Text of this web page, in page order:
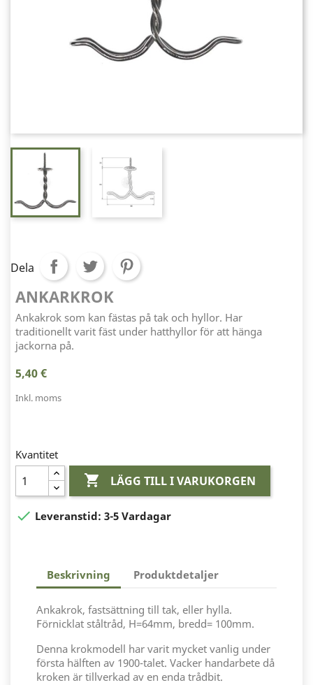
Dela
ANKARKROK
Ankakrok som kan fästas på tak och hyllor. Har
traditionellt varit fäst under hatthyllor för att hänga
jackorna på.
5,40 €
Inkl. moms
Kvantitet
 LÄGG TILL I VARUKORGEN
 Leveranstid: 3-5 Vardagar
Beskrivning Produktdetaljer
Ankakrok, fastsättning till tak, eller hylla.
Förnicklat ståltråd, H=64mm, bredd= 100mm.
Denna krokmodell har varit mycket vanlig under
första hälften av 1900-talet. Vacker handarbete då
kroken är tillverkad av en enda trådbit.